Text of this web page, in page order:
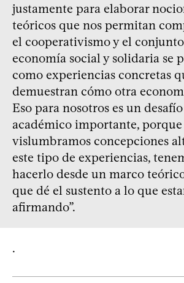
justamente para elaborar
teóricos que nos permitan
el cooperativismo y el
economía social y solidaria se
como experiencias concretas
demuestran cómo otra
Eso para nosotros es un
académico importante,
vislumbramos concepciones
este tipo de experiencias,
hacerlo desde un marco
que dé el sustento a lo que
afirmando”.
.